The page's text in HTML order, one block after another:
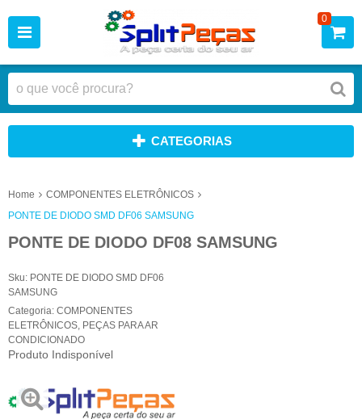
0
CATEGORIAS
Home
COMPONENTES ELETRÔNICOS
PONTE DE DIODO SMD DF06 SAMSUNG
PONTE DE DIODO DF08 SAMSUNG
Sku: PONTE DE DIODO SMD DF06
SAMSUNG
Categoria: COMPONENTES
ELETRÔNICOS PEÇAS PARA AR
CONDICIONADO
Produto Indisponível